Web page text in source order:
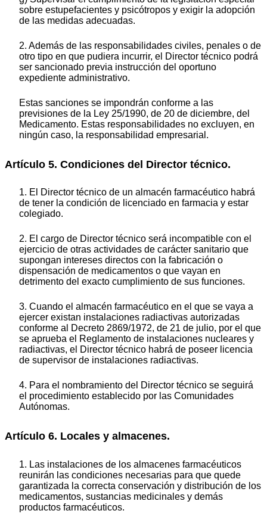
sobre estupefacientes y psicótropos y exigir la adopción
de las medidas adecuadas.
2. Además de las responsabilidades civiles, penales o de
otro tipo en que pudiera incurrir, el Director técnico podrá
ser sancionado previa instrucción del oportuno
expediente administrativo.
Estas sanciones se impondrán conforme a las
previsiones de la Ley 25/1990, de 20 de diciembre, del
Medicamento. Estas responsabilidades no excluyen, en
ningún caso, la responsabilidad empresarial.
Artículo 5. Condiciones del Director técnico.
1. El Director técnico de un almacén farmacéutico habrá
de tener la condición de licenciado en farmacia y estar
colegiado.
2. El cargo de Director técnico será incompatible con el
ejercicio de otras actividades de carácter sanitario que
supongan intereses directos con la fabricación o
dispensación de medicamentos o que vayan en
detrimento del exacto cumplimiento de sus funciones.
3. Cuando el almacén farmacéutico en el que se vaya a
ejercer existan instalaciones radiactivas autorizadas
conforme al Decreto 2869/1972, de 21 de julio, por el que
se aprueba el Reglamento de instalaciones nucleares y
radiactivas, el Director técnico habrá de poseer licencia
de supervisor de instalaciones radiactivas.
4. Para el nombramiento del Director técnico se seguirá
el procedimiento establecido por las Comunidades
Autónomas.
Artículo 6. Locales y almacenes.
1. Las instalaciones de los almacenes farmacéuticos
reunirán las condiciones necesarias para que quede
garantizada la correcta conservación y distribución de los
medicamentos, sustancias medicinales y demás
productos farmacéuticos.